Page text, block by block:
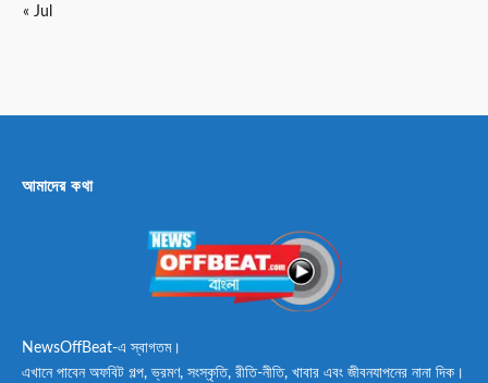
« Jul
আমাদের কথা
NewsOffBeat-এ স্বাগতম।
এখানে পাবেন অফবিট গল্প, ভ্রমণ, সংস্কৃতি, রীতি-নীতি, খাবার এবং জীবনযাপনের নানা দিক।